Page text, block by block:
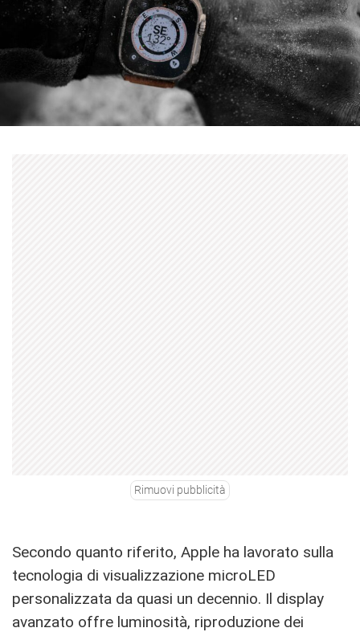
Rimuovi pubblicità
Secondo quanto riferito, Apple ha lavorato sulla
tecnologia di visualizzazione microLED
personalizzata da quasi un decennio. Il display
avanzato offre luminosità, riproduzione dei